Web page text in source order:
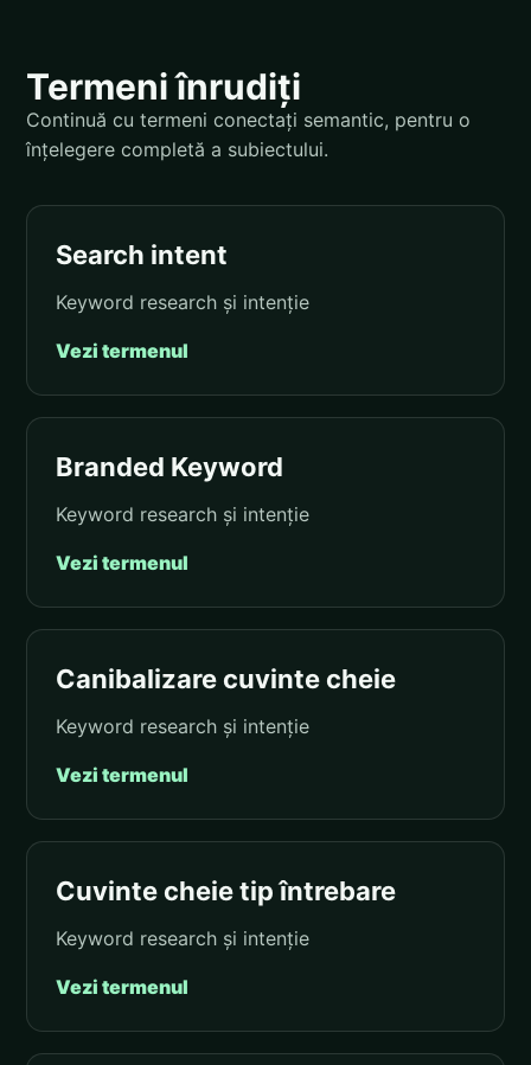
Termeni înrudiți
Continuă cu termeni conectați semantic, pentru o
înțelegere completă a subiectului.
Search intent
Keyword research și intenție
Vezi termenul
Branded Keyword
Keyword research și intenție
Vezi termenul
Canibalizare cuvinte cheie
Keyword research și intenție
Vezi termenul
Cuvinte cheie tip întrebare
Keyword research și intenție
Vezi termenul